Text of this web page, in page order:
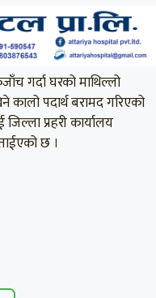
गर्दा घरको माथिल्लो
कालो पदार्थ बरामद गरिएको
प्रहरी कार्यालय
छ ।